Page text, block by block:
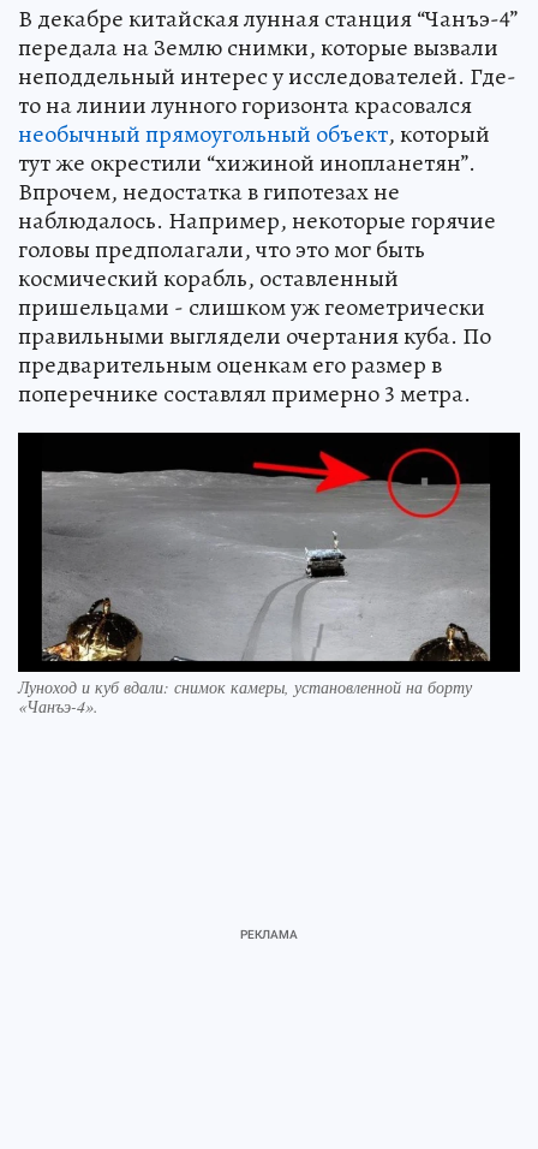
В декабре китайская лунная станция “Чанъэ-4”
передала на Землю снимки, которые вызвали
неподдельный интерес у исследователей. Где-
то на линии лунного горизонта красовался
необычный прямоугольный объект, который
тут же окрестили “хижиной инопланетян”.
Впрочем, недостатка в гипотезах не
наблюдалось. Например, некоторые горячие
головы предполагали, что это мог быть
космический корабль, оставленный
пришельцами - слишком уж геометрически
правильными выглядели очертания куба. По
предварительным оценкам его размер в
поперечнике составлял примерно 3 метра.
Луноход и куб вдали: снимок камеры, установленной на борту
«Чанъэ-4».